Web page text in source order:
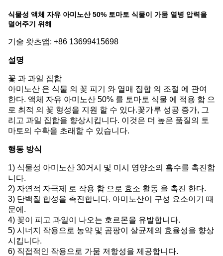
식물성 액체 자유 아미노산 50% 토마토 식물이 가뭄 열병 압력을
덜어주기 위해
기술 왓츠앱: +86 13699415698
설명
꽃 과 과일 집합
아미노산 은 식물 의 꽃 피기 와 열매 집합 의 조절 에 관여
한다. 액체 자유 아미노산 50% 를 토마토 식물 에 적용 함 으
로 최적 의 꽃 형성을 지원 할 수 있다.꽃가루 성공 증가, 그
리고 과일 집합을 향상시킵니다. 이것은 더 높은 품질의 토
마토의 수확을 초래할 수 있습니다.
행동 방식
1) 식물성 아미노산 30거시 및 미시 영양소의 흡수를 촉진합
니다.
2) 자연적 자극제 로 작용 함 으로 효소 활동 을 촉진 한다.
3) 단백질 합성을 촉진합니다. 아미노산이 구성 요소이기 때
문에.
4) 꽃이 피고 과일이 나오는 호르몬을 유발합니다.
5) 시너지 작용으로 농약 및 곰팡이 살균제의 효율성을 향상
시킵니다.
6) 직접적인 작용으로 가뭄 저항성을 제공합니다.